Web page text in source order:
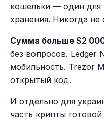
кошельки — один для
хранения. Никогда
Сумма больше $2
без вопросов. Ledger
мобильность. Trezor
открытый код.
И отдельно для
часть крипты